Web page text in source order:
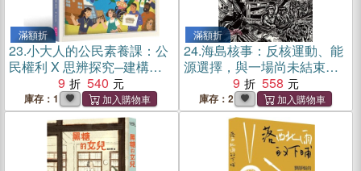
滿額折
23.小大人的公民素養課：公
民權利 X 思辨探究─建構現
代公民素養必備圖文知識書
9 540
庫存：1
滿額折
24.海島核事：反核運動、能
源選擇，與一場尚未結束的
9 558
庫存：2